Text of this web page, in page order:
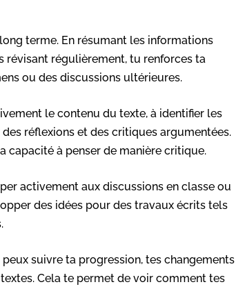
terme. En résumant les informations
révisant régulièrement, tu renforces ta
ou des discussions ultérieures.
le contenu du texte, à identifier les
réflexions et des critiques argumentées.
capacité à penser de manière critique.
activement aux discussions en classe ou
des idées pour des travaux écrits tels
suivre ta progression, tes changements
Cela te permet de voir comment tes